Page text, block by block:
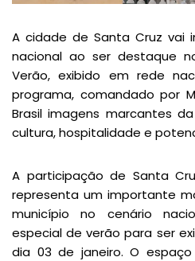
A cidade de Santa Cruz vai
nacional ao ser destaque
Verão, exibido em rede
programa, comandado por
Brasil imagens marcantes
cultura, hospitalidade e
A participação de Santa
representa um importante
município no cenário
especial de verão para ser
dia 03 de janeiro. O